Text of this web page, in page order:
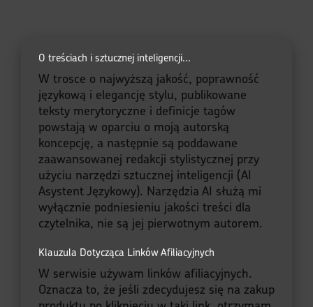
O treściach i sztucznej inteligencji...
W trosce o najwyższą jakość, poprawność
językową i elegancję stylu, publikowane
teksty merytoryczne i definicje tagów
powstają w oparciu o moją autorską
koncepcję, a następnie są poddawane
zaawansowanej redakcji stylistycznej przy
użyciu narzędzi sztucznej inteligencji (AI
Asystent Językowy). Narzędzia AI służą mi
wyłącznie podniesieniu jakości treści dla
czytelnika, nie są jej pierwotnym autorem.
Klauzula Dotycząca Linków Afiliacyjnych
W serwisie używam linków afiliacyjnych.
Oznacza to, że jeśli zdecydujesz się na zakup